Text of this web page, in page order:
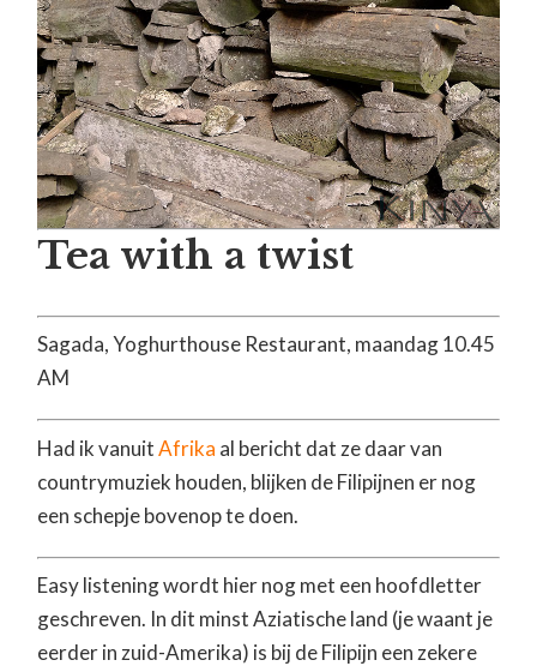
Tea with a twist
Sagada, Yoghurthouse Restaurant, maandag 10.45
AM
Had ik vanuitAfrika al bericht dat ze daar van
countrymuziek houden, blijken de Filipijnen er nog
een schepje bovenop te doen.
Easy listening wordt hier nog met een hoofdletter
geschreven. In dit minst Aziatische land (je waant je
eerder in zuid-Amerika) is bij de Filipijn een zekere